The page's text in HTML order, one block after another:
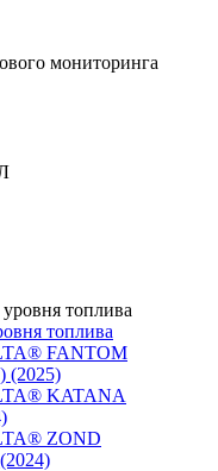
мониторинга
топлива
FANTOM
(2025)
KATANA
ZOND